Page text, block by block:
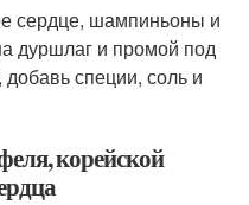
сердце, шампиньоны и
дуршлаг и промой под
специи, соль и
корейской